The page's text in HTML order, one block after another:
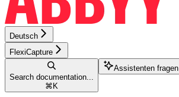
Deutsch
FlexiCapture
Search documentation...
⌘ K
Assistenten fragen